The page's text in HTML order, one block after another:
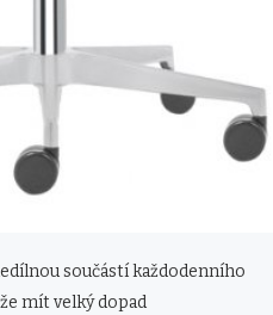
součástí každodenního
mít velký dopad